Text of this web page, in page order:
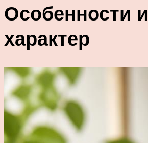
Особенности и
характер